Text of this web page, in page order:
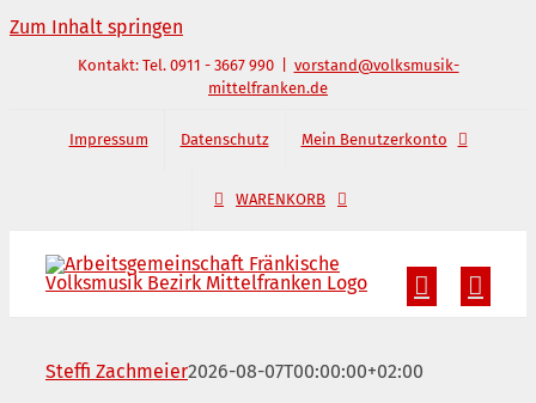
Zum Inhalt springen
Kontakt: Tel. 0911 - 3667 990
vorstand@volksmusik-
mittelfranken.de
Impressum Datenschutz Mein Benutzerkonto
WARENKORB
Steffi Zachmeier2026-08-07T00:00:00+02:00